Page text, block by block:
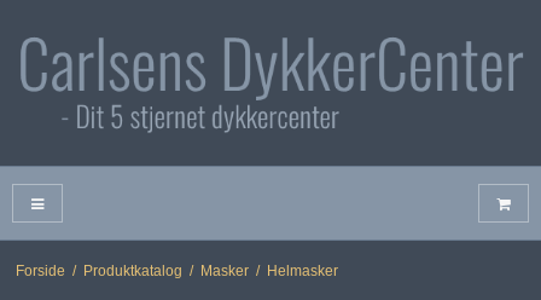
Forside / Produktkatalog / Masker / Helmasker